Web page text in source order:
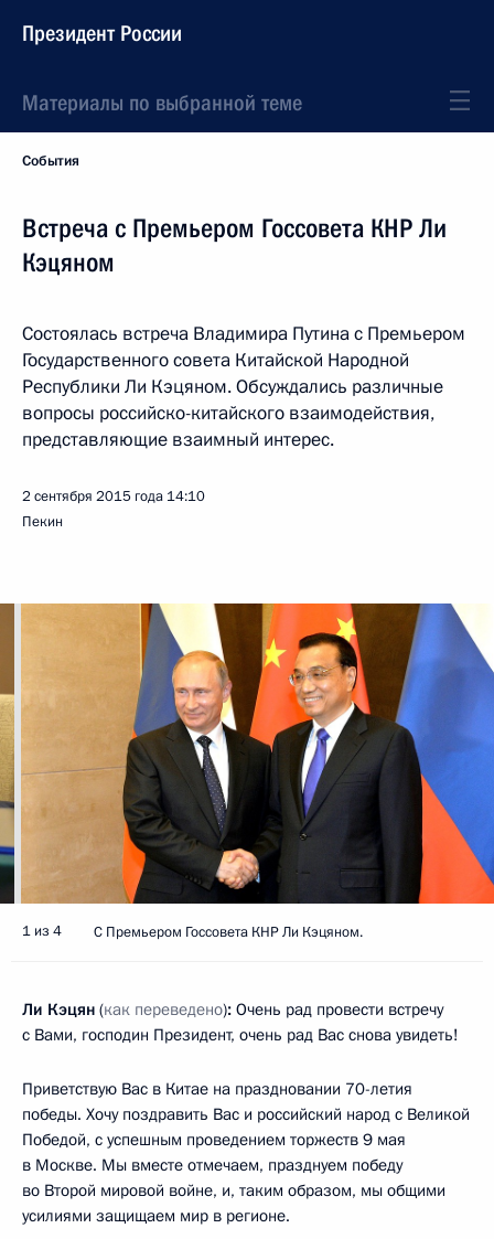
Президент России
Материалы по выбранной теме
События
Встреча с Премьером Госсовета КНР Ли
Кэцяном
Состоялась встреча Владимира Путина с Премьером
Государственного совета Китайской Народной
Республики Ли Кэцяном. Обсуждались различные
вопросы российско-китайского взаимодействия,
представляющие взаимный интерес.
2 сентября 2015 года 14:10
Пекин
1 из 4 С Премьером Госсовета КНР Ли Кэцяном.
Ли Кэцян (как переведено): Очень рад провести встречу
с Вами, господин Президент, очень рад Вас снова увидеть!
Приветствую Вас в Китае на праздновании 70-летия
победы. Хочу поздравить Вас и российский народ с Великой
Победой, с успешным проведением торжеств 9 мая
в Москве. Мы вместе отмечаем, празднуем победу
во Второй мировой войне, и, таким образом, мы общими
усилиями защищаем мир в регионе.